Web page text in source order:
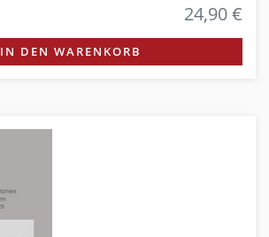
24,90 €
IN DEN WARENKORB